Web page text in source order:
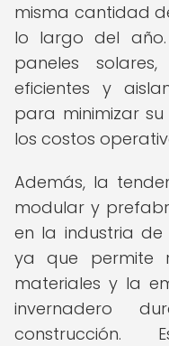
misma cantidad
lo largo del año.
paneles
eficientes y
para minimizar
los costos
Además, la
modular y
en la industria de
ya que permite
materiales y la
invernadero
construcción.